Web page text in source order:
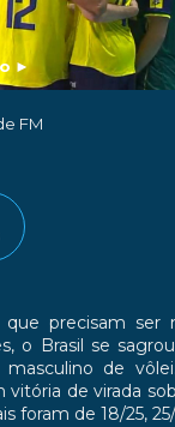
►
FM
que precisam ser
o Brasil se
masculino de
vitória de virada
foram de 18/25, 25/